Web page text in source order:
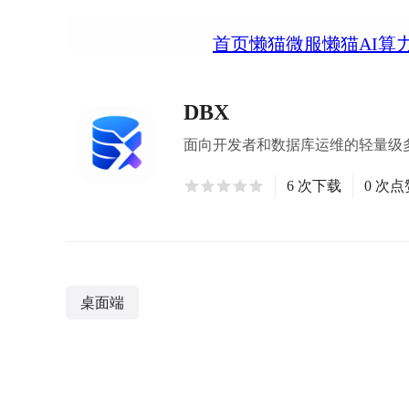
首页懒猫微服懒猫AI算
DBX
面向开发者和数据库运维的轻量级
6 次下载 0 次点
桌面端